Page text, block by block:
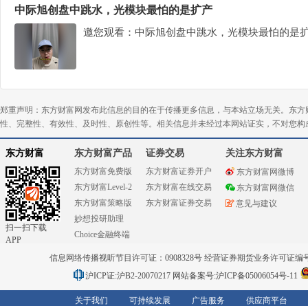
中际旭创盘中跳水，光模块最怕的是扩产
邀您观看：中际旭创盘中跳水，光模块最怕的是
郑重声明：东方财富网发布此信息的目的在于传播更多信息，与本站立场无关。东
性、完整性、有效性、及时性、原创性等。相关信息并未经过本网站证实，不对您
东方财富
扫一扫下载
APP
东方财富产品
东方财富免费版
东方财富Level-2
东方财富策略版
妙想投研助理
Choice金融终端
证券交易
东方财富证券开户
东方财富在线交易
东方财富证券交易
关注东方财富
东方财富网微博
东方财富网微信
意见与建议
信息网络传播视听节目许可证：0908328号 经营证券期货业务许可证编
沪ICP证:沪B2-20070217 网站备案号:沪ICP备05006054号-11
关于我们 可持续发展 广告服务 供应商平台